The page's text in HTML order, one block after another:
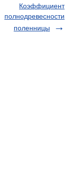
Коэффициент
полнодревесности
поленницы